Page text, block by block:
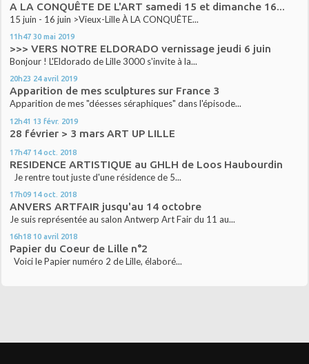
A LA CONQUÊTE DE L'ART samedi 15 et dimanche 16...
15 juin - 16 juin >Vieux-Lille À LA CONQUÊTE...
11h47 30 mai 2019
>>> VERS NOTRE ELDORADO vernissage jeudi 6 juin
Bonjour ! L'Eldorado de Lille 3000 s'invite à la...
20h23 24 avril 2019
Apparition de mes sculptures sur France 3
Apparition de mes "déesses séraphiques" dans l'épisode...
12h41 13 févr. 2019
28 février > 3 mars ART UP LILLE
17h47 14 oct. 2018
RESIDENCE ARTISTIQUE au GHLH de Loos Haubourdin
Je rentre tout juste d'une résidence de 5...
17h09 14 oct. 2018
ANVERS ARTFAIR jusqu'au 14 octobre
Je suis représentée au salon Antwerp Art Fair du 11 au...
16h18 10 avril 2018
Papier du Coeur de Lille n°2
Voici le Papier numéro 2 de Lille, élaboré...